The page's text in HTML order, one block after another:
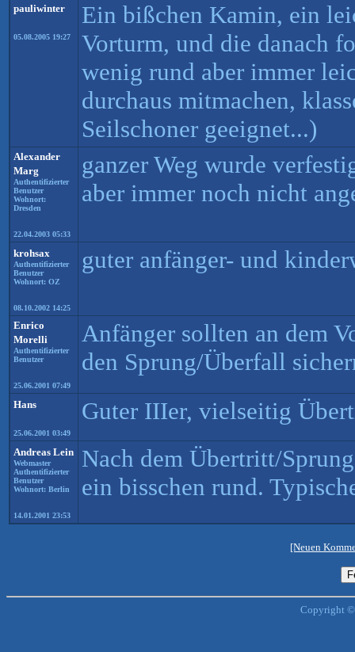
pauliwinter
05.08.2005 19:27
Ein bißchen Kamin, ein
Vorturm, und die danach
wenig rund aber immer
durchaus mitmachen,
Seilschoner geeignet...)
Alexander
Marg
Authentifizierter
Benutzer
Wohnort:
Dresden
22.04.2003 05:33
ganzer Weg wurde
aber immer noch nicht
krohsax
Authentifizierter
Benutzer
Wohnort: OZ
08.10.2002 14:25
guter anfänger- und
Enrico
Morelli
Authentifizierter
Benutzer
25.06.2001 07:49
Anfänger sollten an dem
den Sprung/Überfall
Hans
25.06.2001 03:49
Guter IIIer, vielseitig
Andreas Lein
Webmaster
Authentifizierter
Benutzer
Wohnort: Berlin
14.01.2001 23:53
Nach dem Übertritt/
ein bisschen rund.
[Neuen
Copyright ©